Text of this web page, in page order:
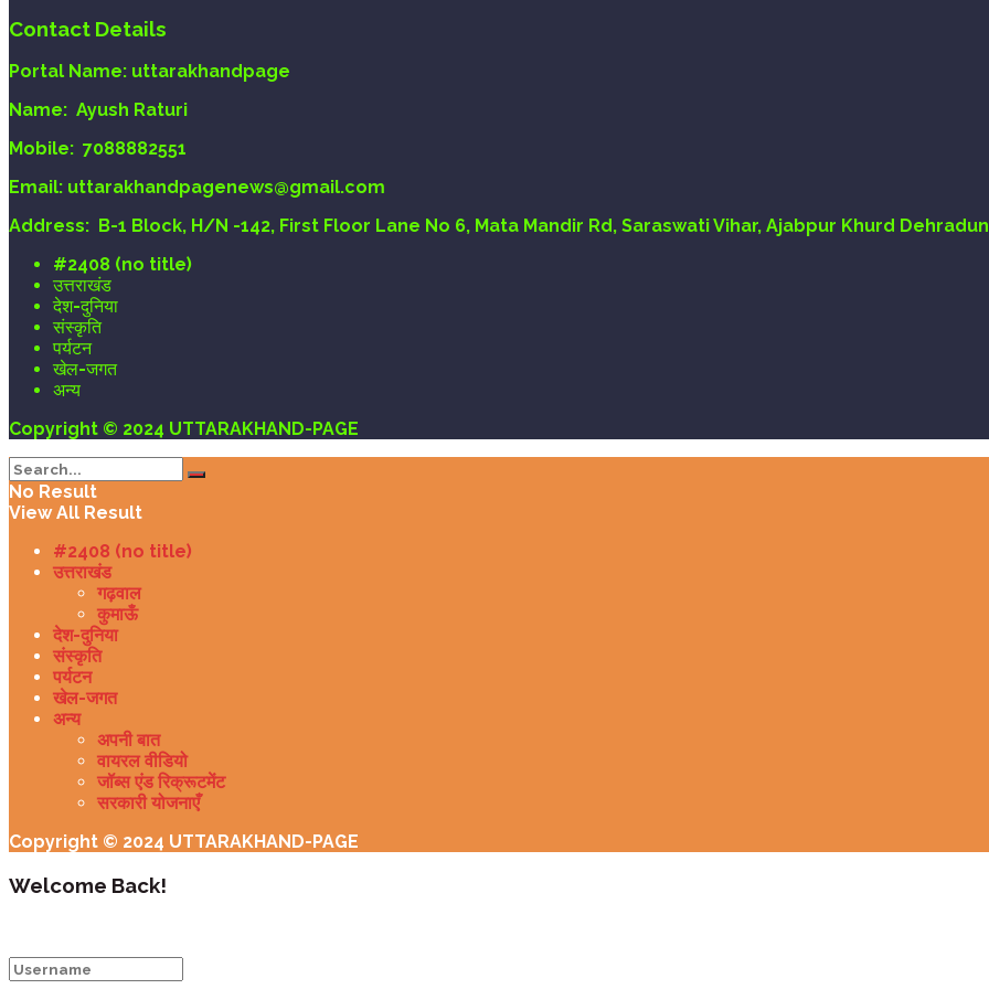
Contact Details
Portal Name: uttarakhandpage
Name: Ayush Raturi
Mobile: 7088882551
Email: uttarakhandpagenews@gmail.com
Address: B-1 Block, H/N -142, First Floor Lane No 6, Mata Mandir Rd, Saraswati Vihar, Ajabpur Khurd
#2408 (no title)
उत्तराखंड
देश-दुनिया
संस्कृति
पर्यटन
खेल-जगत
अन्य
Copyright © 2024 UTTARAKHAND-PAGE
No Result
View All Result
#2408 (no title)
उत्तराखंड
गढ़वाल
कुमाऊँ
देश-दुनिया
संस्कृति
पर्यटन
खेल-जगत
अन्य
अपनी बात
वायरल वीडियो
जॉब्स एंड रिक्रूटमेंट
सरकारी योजनाएँ
Copyright © 2024 UTTARAKHAND-PAGE
Welcome Back!